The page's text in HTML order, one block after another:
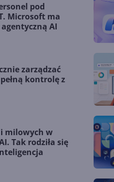
pod
Microsoft ma
AI
zarządzać
kontrolę z
milowych w
Tak rodziła się